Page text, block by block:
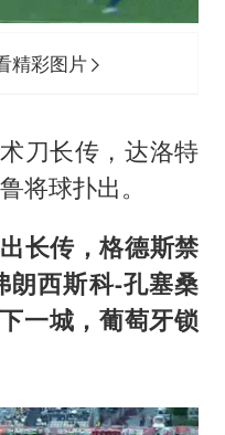
精彩图片
刀长传，达洛特
将球扑出。
长传，格德斯禁
朗西斯科-孔塞桑
一城，葡萄牙锁